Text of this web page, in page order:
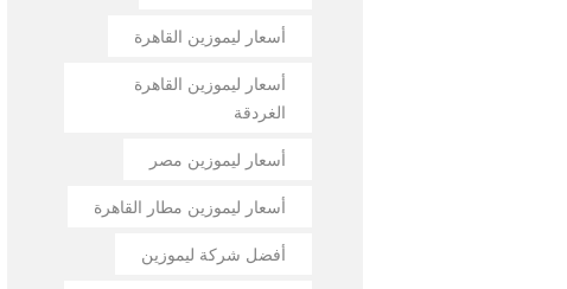
أسعار ليموزين القاهرة
أسعار ليموزين القاهرة
الغردقة
أسعار ليموزين مصر
أسعار ليموزين مطار القاهرة
أفضل شركة ليموزين